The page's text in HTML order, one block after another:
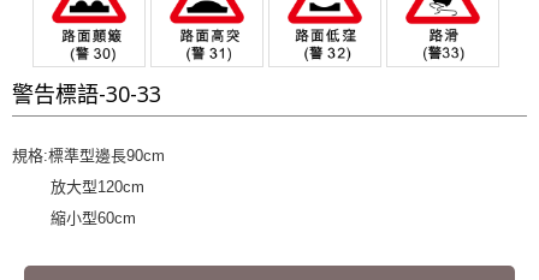
警告標語-30-33
規格:標準型邊長90cm
​ 放大型120cm
​ 縮小型60cm